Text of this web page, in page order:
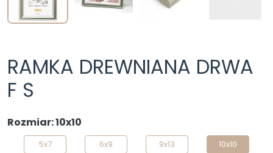
RAMKA DREWNIANA DRWA
F S
Rozmiar: 10x10
5x7 6x9 9x13
10x10